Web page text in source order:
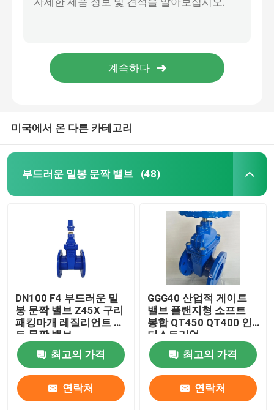
미국에서 온 다른 카테고리
부드러운 밀봉 문짝 밸브 (48)
DN100 F4 부드러운 밀
봉 문짝 밸브 Z45X 구리
패킹마개 레질리언트 시
트 문짝 밸브
최고의 가격
연락처
GGG40 산업적 게이트
밸브 플랜지형 소프트
봉합 QT450 QT400 인
더스트리얼
최고의 가격
연락처